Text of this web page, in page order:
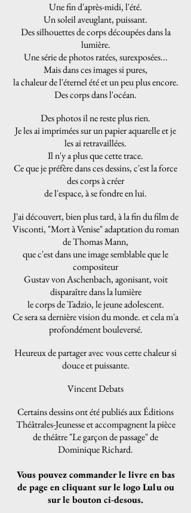
Une fin d'après-midi, l'été.
Un soleil aveuglant, puissant.
Des silhouettes de corps découpées dans la
lumière.
Une série de photos ratées, surexposées...
Mais dans ces images si pures,
la chaleur de l'éternel été et un peu plus encore.
Des corps dans l'océan.
Des photos il ne reste plus rien.
Je les ai imprimées sur un papier aquarelle et je
les ai retravaillées.
Il n'y a plus que cette trace.
Ce que je préfère dans ces dessins, c'est la force
des corps à créer
de l'espace, à se fondre en lui.
J'ai découvert, bien plus tard, à la fin du film de
Visconti, "Mort à Venise" adaptation du roman
de Thomas Mann,
que c'est dans une image semblable que le
compositeur
Gustav von Aschenbach, agonisant, voit
disparaître dans la lumière
le corps de Tadzio, le jeune adolescent.
Ce sera sa dernière vision du monde. et cela m'a
profondément bouleversé.
Heureux de partager avec vous cette chaleur si
douce et puissante.
Vincent Debats
Certains dessins ont été publiés aux Éditions
Théâtrales-Jeunesse et accompagnent la pièce
de théâtre "Le garçon de passage" de
Dominique Richard.
Vous pouvez commander le livre en bas
de page en cliquant sur le logo Lulu ou
sur le bouton ci-desous.